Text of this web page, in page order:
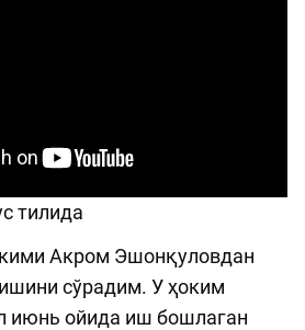
тилида
Акром Эшонқуловдан
сўрадим. У ҳоким
июнь ойида иш бошлаган